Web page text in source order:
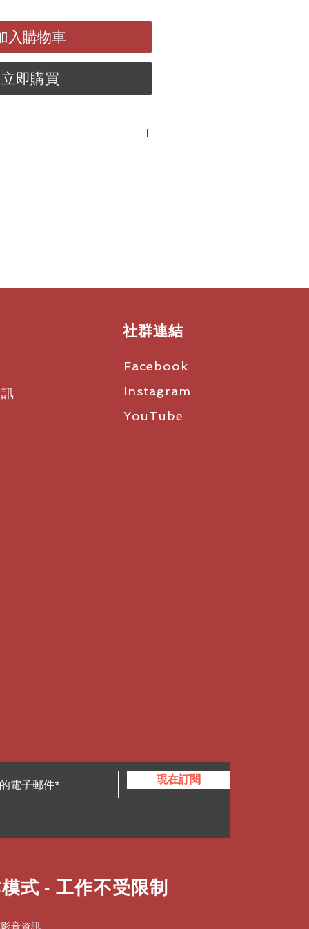
入購物車
立即購買
70（隨附），工作時間長達12
到參數
最多146個通道；鏈結密度(LD)
間隔，最多293個通道
寬
高效能音訊編解碼器
社群連結
Facebook
Instagram
YouTube
現在訂閱
式 - 工作不受限制
音資訊